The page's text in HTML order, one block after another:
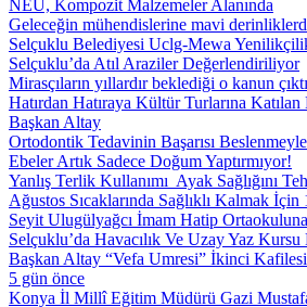
NEÜ, Kompozit Malzemeler Alanında
Geleceğin mühendislerine mavi
Selçuklu Belediyesi Uclg-Mewa
Selçuklu’da Atıl Araziler Değerlendiriliyor
Mirasçıların yıllardır beklediği o kanun çıktı
Hatırdan Hatıraya Kültür Turlarına
Başkan Altay
Ortodontik Tedavinin Başarısı
Ebeler Artık Sadece Doğum Yaptırmıyor!
Yanlış Terlik Kullanımı Ayak Sağlığını
Ağustos Sıcaklarında Sağlıklı Kalmak
Seyit Ulugülyağcı İmam Hatip
Selçuklu’da Havacılık Ve Uzay Yaz Kursu
Başkan Altay “Vefa Umresi” İkinci
5 gün önce
Konya İl Millî Eğitim Müdürü Gazi